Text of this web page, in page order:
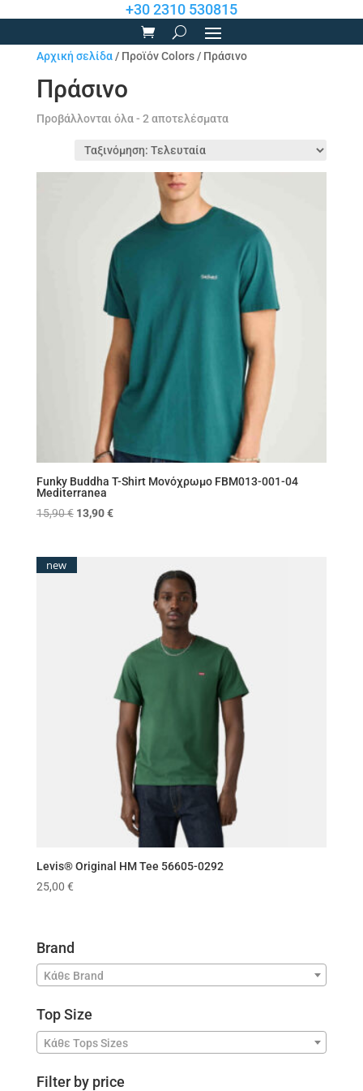
+30 2310 530815
Αρχική σελίδα/ Προϊόν Colors / Πράσινο
Πράσινο
Προβάλλονται όλα - 2 αποτελέσματαSorted
Funky Buddha T-Shirt Μονόχρωμο FBM013-001-04
Mediterranea
15,90€ Original
13,90€Η
new
Levis® Original HM Tee 56605-0292
25,00 €
Brand
Κάθε Brand
Top Size
Κάθε Tops Sizes
Filter by price